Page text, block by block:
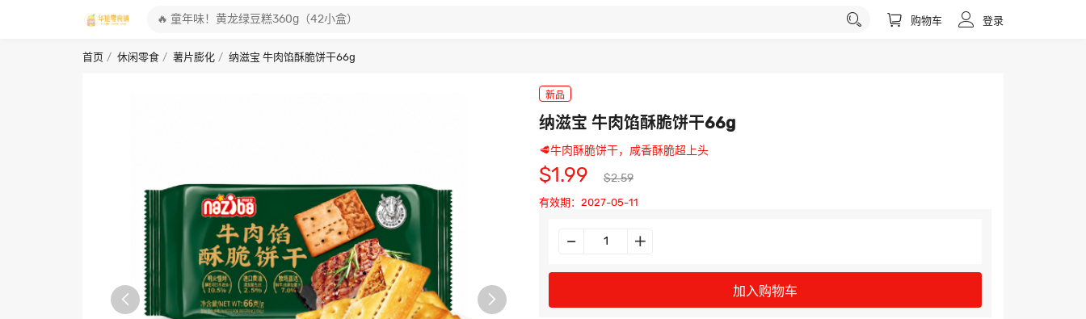
购物车 登录
首页 休闲零食 薯片膨化 纳滋宝 牛肉馅酥脆饼干66g
 
新品
纳滋宝 牛肉馅酥脆饼干66g
🥩牛肉酥脆饼干，咸香酥脆超上头
$1.99 $2.59
有效期：2027-05-11
加入购物车